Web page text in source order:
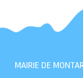
MAIRIE DE